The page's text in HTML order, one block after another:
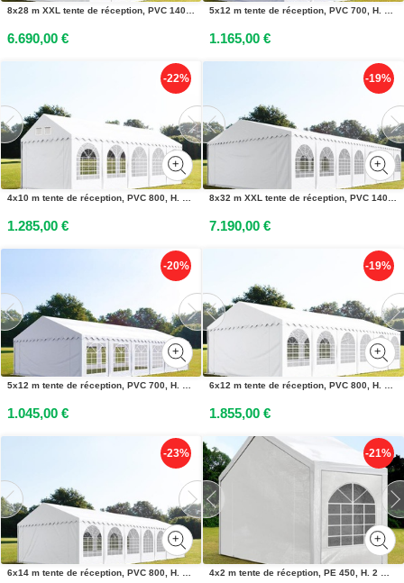
8x28 m XXL tente de réception, PVC 1400, H. 2,6 m, blanc - (49239)
6.690,00 €
5x12 m tente de réception, PVC 700, H. 2 m, blanc - (4746)
1.165,00 €
-22%
4x10 m tente de réception, PVC 800, H. 2 m, blanc - (2657)
1.285,00 €
-19%
8x32 m XXL tente de réception, PVC 1400, H. 2,6 m, blanc - (49247)
7.190,00 €
-20%
5x12 m tente de réception, PVC 700, H. 2 m, blanc - (6048)
1.045,00 €
-19%
6x12 m tente de réception, PVC 800, H. 2 m, blanc - (7859)
1.855,00 €
-23%
6x14 m tente de réception, PVC 800, H. 2 m, blanc - (5376)
-21%
4x2 m tente de réception, PE 450, H. 2 m, blanc - (91107)